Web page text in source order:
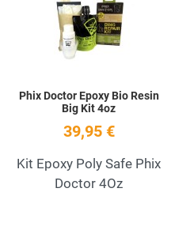
Phix Doctor Epoxy Bio Resin
Big Kit 4oz
39,95 €
Kit Epoxy Poly Safe Phix
Doctor 4Oz